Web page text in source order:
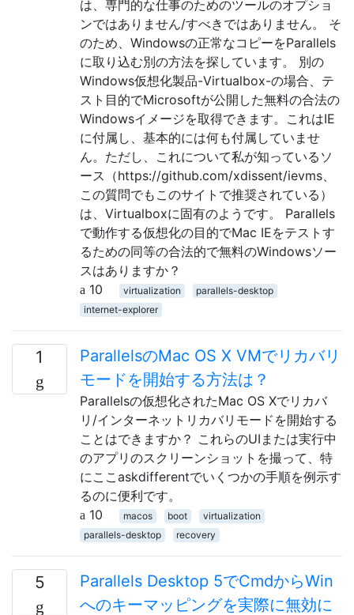
は、専門的な仕事のためのツールのオプショ
ンではありません/すべきではありません。 そ
のため、Windowsの正常なコピーをParallels
に取り込む別の方法を探しています。 別の
Windows仮想化製品-Virtualbox-の場合、テ
スト目的でMicrosoftが公開した無料の合法の
Windowsイメージを取得できます。これはIE
に付属し、基本的には何も付属していませ
ん。ただし、これについて私が知っているソ
ース（https://github.com/xdissent/ievms、
この質問でもこのサイトで推奨されている）
は、Virtualboxに固有のようです。 Parallels
で動作する仮想化の目的でMac IEをテストす
るための同等の合法的で無料のWindowsソー
スはありますか？
10
virtualization
parallels-desktop
internet-explorer
1
ParallelsのMac OS X VMでリカバリ
モードを開始する方法は？
Parallelsの仮想化されたMac OS Xでリカバ
リ/インターネットリカバリモードを開始する
ことはできますか？ これらのUIまたは実行中
のアプリのスクリーンショットを撮って、特
にここaskdifferentでいくつかの手順を例示す
るのに便利です。
10
macos boot
virtualization
parallels-desktop
recovery
5
Parallels Desktop 5でCmdからWin
へのキーマッピングを実際に無効に